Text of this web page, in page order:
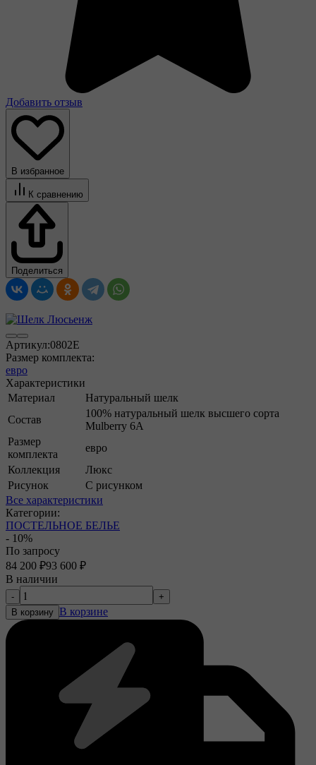
Добавить отзыв
В избранное
К сравнению
Поделиться
Артикул:0802E
Размер комплекта:
евро
Характеристики
Материал
Натуральный шелк
Состав
100% натуральный шелк высшего сорта
Mulberry 6A
Размер
комплекта
евро
Коллекция
Люкс
Рисунок
С рисунком
Все характеристики
Категории:
ПОСТЕЛЬНОЕ БЕЛЬЕ
- 10%
По запросу
84 200 ₽93 600 ₽
В наличии
-
+
В корзину В корзине